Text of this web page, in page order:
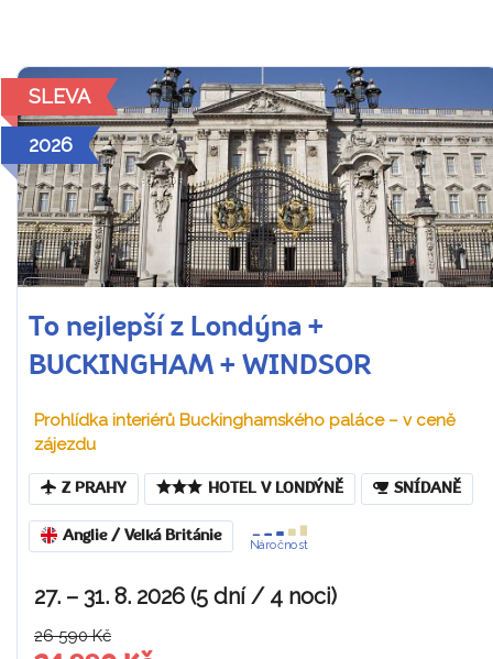
SLEVA
2026
To nejlepší z Londýna +
BUCKINGHAM + WINDSOR
Prohlídka interiérů Buckinghamského paláce – v ceně
zájezdu
Z PRAHY HOTEL V LONDÝNĚ SNÍDANĚ
Anglie / Velká Británie
Náročnost
27. – 31. 8. 2026 (5 dní / 4 noci)
26 590 Kč